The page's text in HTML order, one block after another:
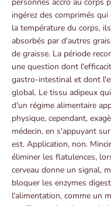
ingérez des comprimés
la température du corps,
absorbés par d'autres
de graisse. La période
une question dont
gastro-intestinal et dont
global. Le tissu adipeux
d'un régime alimentaire
physique, cependant,
médecin, en s'appuyant
est. Application, non.
éliminer les flatulences,
cerveau donne un signal,
bloquer les enzymes
l'alimentation, comme un